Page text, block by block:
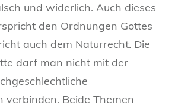
und widerlich. Auch dieses
den Ordnungen Gottes
auch dem Naturrecht. Die
darf man nicht mit der
verbinden. Beide Themen